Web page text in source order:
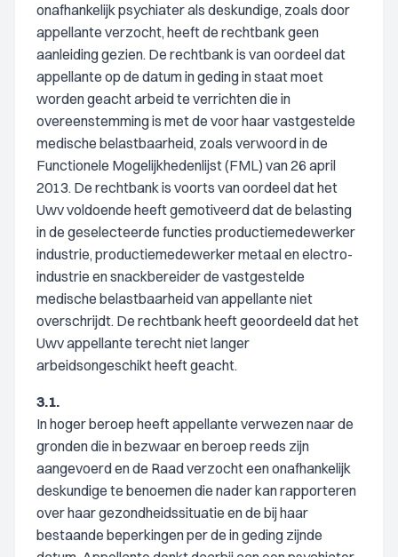
onafhankelijk psychiater als deskundige, zoals door
appellante verzocht, heeft de rechtbank geen
aanleiding gezien. De rechtbank is van oordeel dat
appellante op de datum in geding in staat moet
worden geacht arbeid te verrichten die in
overeenstemming is met de voor haar vastgestelde
medische belastbaarheid, zoals verwoord in de
Functionele Mogelijkhedenlijst (FML) van 26 april
2013. De rechtbank is voorts van oordeel dat het
Uwv voldoende heeft gemotiveerd dat de belasting
in de geselecteerde functies productiemedewerker
industrie, productiemedewerker metaal en electro-
industrie en snackbereider de vastgestelde
medische belastbaarheid van appellante niet
overschrijdt. De rechtbank heeft geoordeeld dat het
Uwv appellante terecht niet langer
arbeidsongeschikt heeft geacht.
3.1.
In hoger beroep heeft appellante verwezen naar de
gronden die in bezwaar en beroep reeds zijn
aangevoerd en de Raad verzocht een onafhankelijk
deskundige te benoemen die nader kan rapporteren
over haar gezondheidssituatie en de bij haar
bestaande beperkingen per de in geding zijnde